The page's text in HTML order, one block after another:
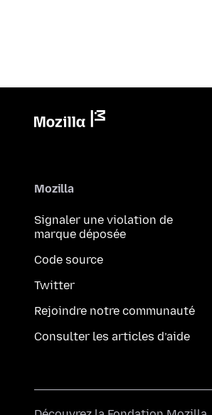
Mozilla
Signaler une violation de
marque déposée
Code source
Twitter
Rejoindre notre communauté
Consulter les articles d’aide